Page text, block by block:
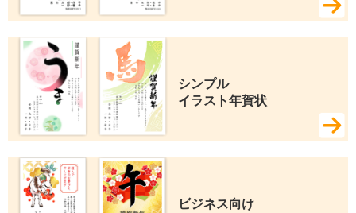
シンプル
イラスト年賀状
ビジネス向け